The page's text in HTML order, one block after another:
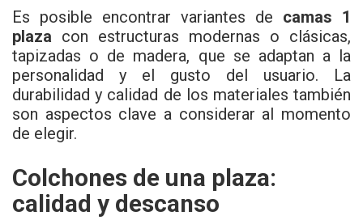
Es posible encontrar variantes de camas 1
plaza con estructuras modernas o clásicas,
tapizadas o de madera, que se adaptan a la
personalidad y el gusto del usuario. La
durabilidad y calidad de los materiales también
son aspectos clave a considerar al momento
de elegir.
Colchones de una plaza:
calidad y descanso